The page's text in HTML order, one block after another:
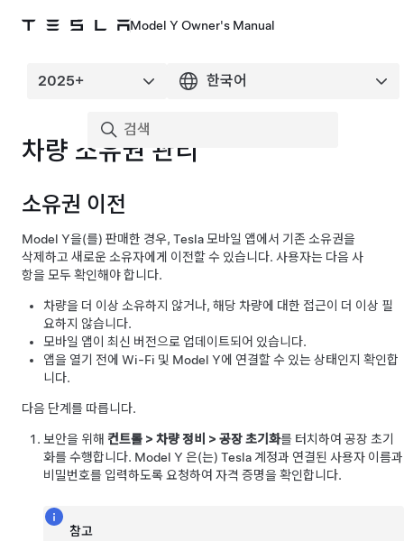
Model Y Owner's Manual
차량 소유권 관리
소유권 이전
Model Y을(를) 판매한 경우, Tesla 모바일 앱에서 기존 소유권을
삭제하고 새로운 소유자에게 이전할 수 있습니다. 사용자는 다음 사
항을 모두 확인해야 합니다.
차량을 더 이상 소유하지 않거나, 해당 차량에 대한 접근이 더 이상 필
요하지 않습니다.
모바일 앱이 최신 버전으로 업데이트되어 있습니다.
앱을 열기 전에 Wi-Fi 및 Model Y에 연결할 수 있는 상태인지 확인합
니다.
다음 단계를 따릅니다.
보안을 위해 컨트롤 > 차량 정비 > 공장 초기화를 터치하여 공장 초기
화를 수행합니다. Model Y 은(는) Tesla 계정과 연결된 사용자 이름과
비밀번호를 입력하도록 요청하여 자격 증명을 확인합니다.
참고